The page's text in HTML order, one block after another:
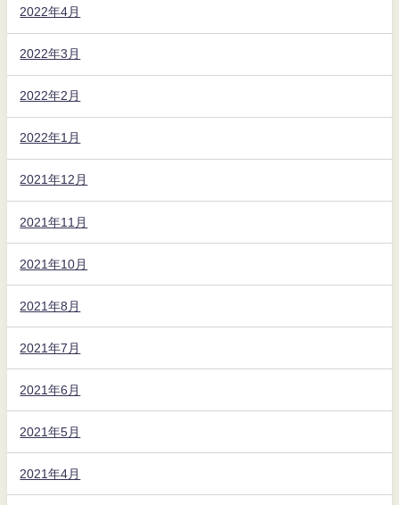
2022年4月
2022年3月
2022年2月
2022年1月
2021年12月
2021年11月
2021年10月
2021年8月
2021年7月
2021年6月
2021年5月
2021年4月